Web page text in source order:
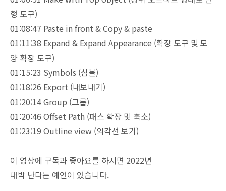
형 도구)
01:08:47 Paste in front & Copy & paste
01:11:38 Expand & Expand Appearance (확장 도구 및 모
양 확장 도구)
01:15:23 Symbols (심볼)
01:18:26 Export (내보내기)
01:20:14 Group (그룹)
01:20:46 Offset Path (패스 확장 및 축소)
01:23:19 Outline view (외각선 보기)
이 영상에 구독과 좋아요를 하시면 2022년
대박 난다는 예언이 있습니다.